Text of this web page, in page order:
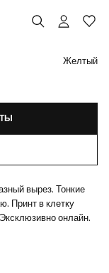
Желтый
вырез. Тонкие
Принт в клетку
онлайн.